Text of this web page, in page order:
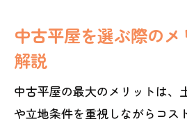
中古平屋を選ぶ際の
解説
中古平屋の最大のメリットは、
や立地条件を重視しながらコス